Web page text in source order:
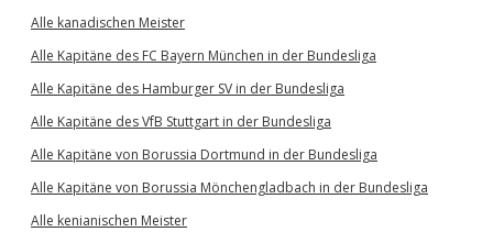
Alle kanadischen Meister
Alle Kapitäne des FC Bayern München in der Bundesliga
Alle Kapitäne des Hamburger SV in der Bundesliga
Alle Kapitäne des VfB Stuttgart in der Bundesliga
Alle Kapitäne von Borussia Dortmund in der Bundesliga
Alle Kapitäne von Borussia Mönchengladbach in der Bundesliga
Alle kenianischen Meister